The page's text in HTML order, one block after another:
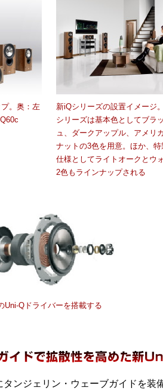
。奥：左
新iQシリーズの設置イメージ
シリーズは基本色としてブラ
ュ、ダークアップル、アメリ
ナットの3色を用意。ほか、特
仕様としてライトオークとウ
2色もラインナップされる
Uni-Qドライバーを搭載する
ンジェリン・ウェーブガイドを装